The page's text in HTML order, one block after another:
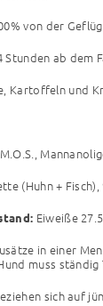
von der
ab dem
Kartoffeln und
(Huhn +
Eiweiße
in einer
muss
sich auf